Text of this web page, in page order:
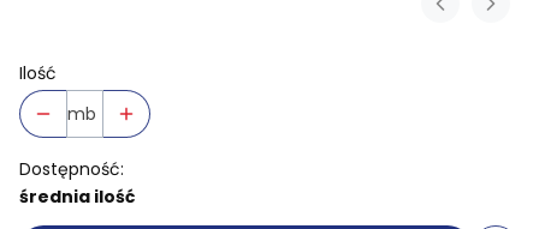
Ilość
mb
Dostępność:
średnia ilość